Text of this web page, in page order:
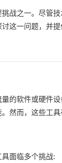
战之一。尽管
这一问题，并
的软件或硬件
然而，这些工
面临多个挑战: